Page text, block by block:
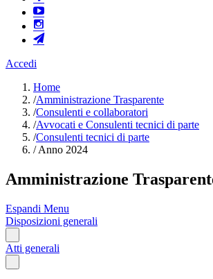
Accedi
Home
/Amministrazione Trasparente
/Consulenti e collaboratori
/Avvocati e Consulenti tecnici di parte
/Consulenti tecnici di parte
/Anno 2024
Amministrazione
Espandi Menu
Disposizioni generali
Atti generali